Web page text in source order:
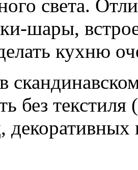
света.
шары,
кухню
без